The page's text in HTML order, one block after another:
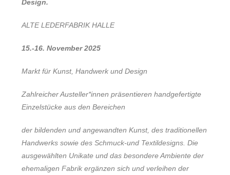
Design.
ALTE LEDERFABRIK HALLE
15.-16. November 2025
Markt für Kunst, Handwerk und Design
Zahlreicher Austeller*innen präsentieren handgefertigte
Einzelstücke aus den Bereichen
der bildenden und angewandten Kunst, des traditionellen
Handwerks sowie des Schmuck-und Textildesigns. Die
ausgewählten Unikate und das besondere Ambiente der
ehemaligen Fabrik ergänzen sich und verleihen der